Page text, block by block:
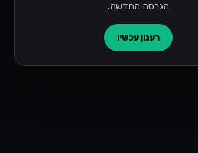
הגרסה החדשה.
רענון עכשיו